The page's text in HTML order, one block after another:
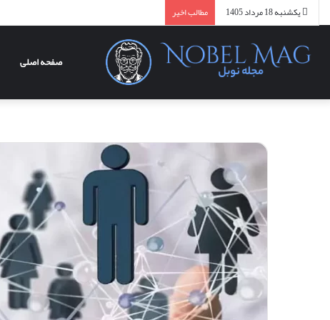
یکشنبه 18 مرداد 1405 مطالب اخیر
صفحه اصلی